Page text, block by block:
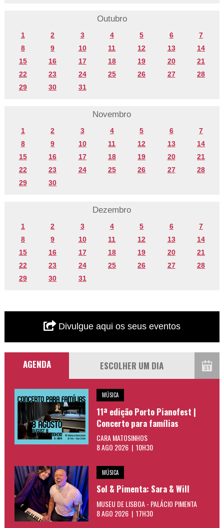
Outubro
1 2 3 4 5 6
7
8
9 10 11 12 13
14
15
16 17 18 19 20
21
22
23 24 25 26 27
28
29
30 31
Novembro
1 2 3 4 5 6
7
8
9 10 11 12 13
14
15
16 17 18 19 20
21
22
23 24 25 26 27
28
29
30
Dezembro
1 2 3 4 5 6
7
8
9 10 11 12 13
14
15
16 17 18 19 20
21
22
23 24 25 26 27
28
29
30 31
Divulgue aqui os seus eventos
AGENDA
MÚSICA
11ª edição Porto Pianofest |
Concerto para famílias
CARA MATOSINHOS
8 AGO 2026 | 10H30
MÚSICA
Sol & Pimenta: Sara & Will
MUSEU DE LISBOA - PALÁCIO PIMENTA
8 AGO 2026 | 17H30